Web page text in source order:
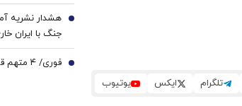
تلگرام ایکس یوتیوب
هشدار نشریه
جنگ با ایران
را به خطر بیندازد
9
فوری/ ۴ متهم قتل حمیدرضا رجب‌زاده بازداشت شدند 10